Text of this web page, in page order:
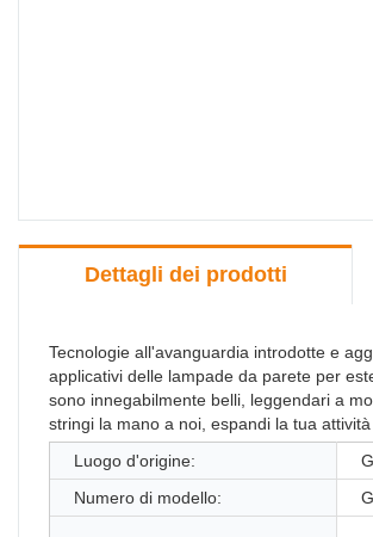
Dettagli dei prodotti
Tecnologie all'avanguardia introdotte e
applicativi delle lampade da parete per
sono innegabilmente belli, leggendari a
stringi la mano a noi, espandi la tua
Luogo d'origine:
Numero di modello: